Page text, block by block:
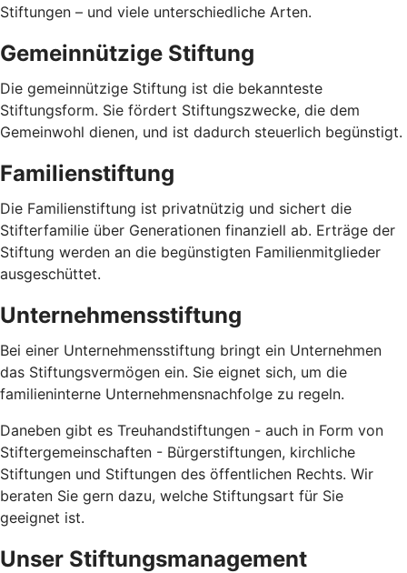
Stiftungen – und viele unterschiedliche Arten.
Gemeinnützige Stiftung
Die gemeinnützige Stiftung ist die bekannteste
Stiftungsform. Sie fördert Stiftungszwecke, die dem
Gemeinwohl dienen, und ist dadurch steuerlich begünstigt.
Familienstiftung
Die Familienstiftung ist privatnützig und sichert die
Stifterfamilie über Generationen finanziell ab. Erträge der
Stiftung werden an die begünstigten Familienmitglieder
ausgeschüttet.
Unternehmensstiftung
Bei einer Unternehmensstiftung bringt ein Unternehmen
das Stiftungsvermögen ein. Sie eignet sich, um die
familieninterne Unternehmensnachfolge zu regeln.
Daneben gibt es Treuhandstiftungen - auch in Form von
Stiftergemeinschaften - Bürgerstiftungen, kirchliche
Stiftungen und Stiftungen des öffentlichen Rechts. Wir
beraten Sie gern dazu, welche Stiftungsart für Sie
geeignet ist.
Unser Stiftungsmanagement